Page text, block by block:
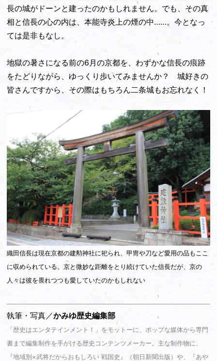
長の城がドーンと建ったのかもしれません。でも、その真
相と信長の心の内は、本能寺炎上の煙の中……。今となっ
ては是非もなし。
地獄の暑さになる前の6月の京都を、わずかな信長の痕跡
をたどりながら、ゆっくり歩いてみませんか？ 城好きの
皆さんですから、その際はもちろん二条城もお忘れなく！
織田信長は現在京都の建勲神社に祀られ、甲冑や刀など愛用の品もここ
に収められている。京と微妙な距離をとり続けていた信長だが、京の
人々は彼を畏れつつも愛していたのかもしれない
執筆・写真／かみゆ歴史編集部
「歴史はエンタテインメント！」をモットーに、ポップな媒体から専門
書まで編集制作を手がける歴史コンテンツメーカー。主な制作物に、
『地域別×武将だからおもしろい 戦国史』（朝日新聞出版）や、『あや